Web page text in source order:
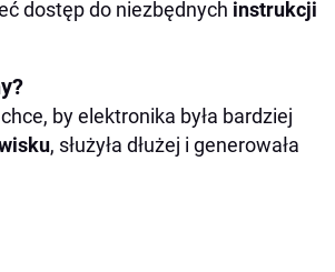
dostęp do niezbędnych instrukcji
by elektronika była bardziej
, służyła dłużej i generowała